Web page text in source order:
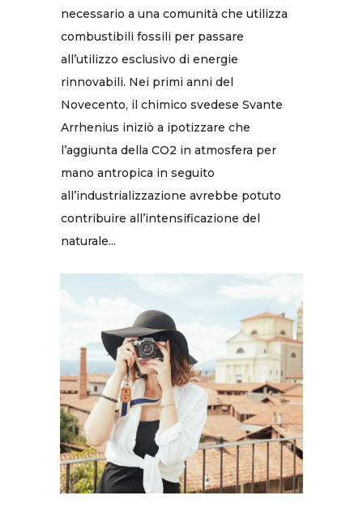
necessario a una comunità che utilizza
combustibili fossili per passare
all’utilizzo esclusivo di energie
rinnovabili. Nei primi anni del
Novecento, il chimico svedese Svante
Arrhenius iniziò a ipotizzare che
l’aggiunta della CO2 in atmosfera per
mano antropica in seguito
all’industrializzazione avrebbe potuto
contribuire all’intensificazione del
naturale...